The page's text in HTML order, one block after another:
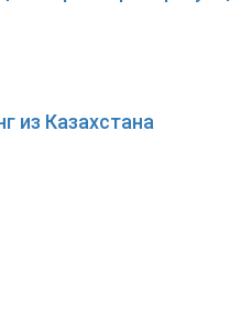
из Казахстана